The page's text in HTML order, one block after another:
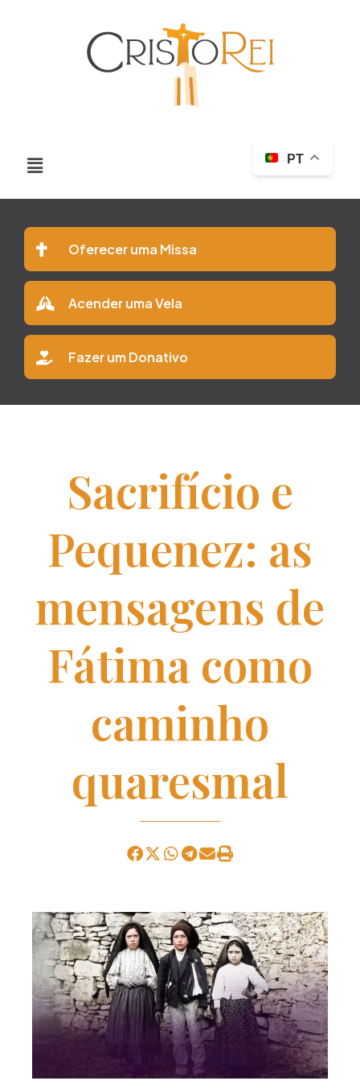
PT
Oferecer uma Missa
Acender uma Vela
Fazer um Donativo
Sacrifício e
Pequenez: as
mensagens de
Fátima como
caminho
quaresmal